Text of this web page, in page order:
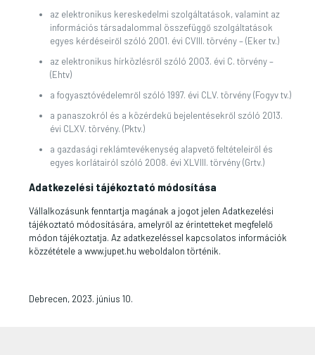
az elektronikus kereskedelmi szolgáltatások, valamint az
információs társadalommal összefüggő szolgáltatások
egyes kérdéseiről szóló 2001. évi CVIII. törvény – (Eker tv.)
az elektronikus hírközlésről szóló 2003. évi C. törvény –
(Ehtv)
a fogyasztóvédelemről szóló 1997. évi CLV. törvény (Fogyv tv.)
a panaszokról és a közérdekű bejelentésekről szóló 2013.
évi CLXV. törvény. (Pktv.)
a gazdasági reklámtevékenység alapvető feltételeiről és
egyes korlátairól szóló 2008. évi XLVIII. törvény (Grtv.)
Adatkezelési tájékoztató módosítása
Vállalkozásunk fenntartja magának a jogot jelen Adatkezelési
tájékoztató módosítására, amelyről az érintetteket megfelelő
módon tájékoztatja. Az adatkezeléssel kapcsolatos információk
közzététele a www.jupet.hu weboldalon történik.
Debrecen, 2023. június 10.